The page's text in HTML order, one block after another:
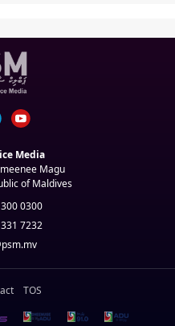
Media
Magu
of Maldives
0300
7232
TOS